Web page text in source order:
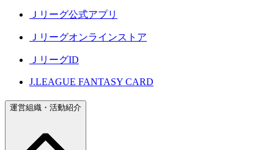
Ｊリーグ公式アプリ
Ｊリーグオンラインストア
ＪリーグID
J.LEAGUE FANTASY CARD
運営組織・活動紹介